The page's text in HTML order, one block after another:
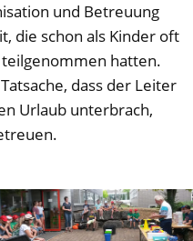
und Betreuung
die schon als Kinder oft
hatten.
dass der Leiter
Urlaub unterbrach,